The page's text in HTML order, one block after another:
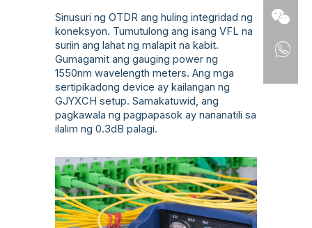
Sinusuri ng OTDR ang huling integridad ng
koneksyon. Tumutulong ang isang VFL na
suriin ang lahat ng malapit na kabit.
Gumagamit ang gauging power ng
1550nm wavelength meters. Ang mga
sertipikadong device ay kailangan ng
GJYXCH setup. Samakatuwid, ang
pagkawala ng pagpapasok ay nananatili sa
ilalim ng 0.3dB palagi.